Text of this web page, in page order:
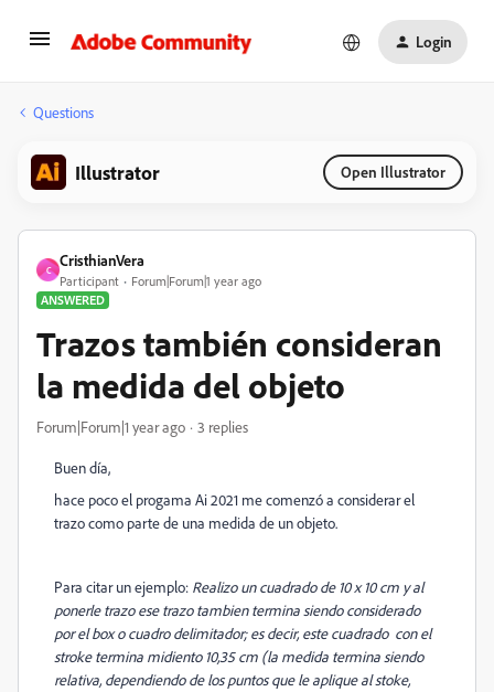
Login
Questions
Illustrator Open Illustrator
C
CristhianVera
Participant
Forum|Forum|1 year ago
ANSWERED
Trazos también consideran
la medida del objeto
Forum|Forum|1 year ago 3 replies
Buen día,
hace poco el progama Ai 2021 me comenzó a considerar el
trazo como parte de una medida de un objeto.
Para citar un ejemplo: Realizo un cuadrado de 10 x 10 cm y al
ponerle trazo ese trazo tambien termina siendo considerado
por el box o cuadro delimitador; es decir, este cuadrado con el
stroke termina midiento 10,35 cm (la medida termina siendo
relativa, dependiendo de los puntos que le aplique al stoke,